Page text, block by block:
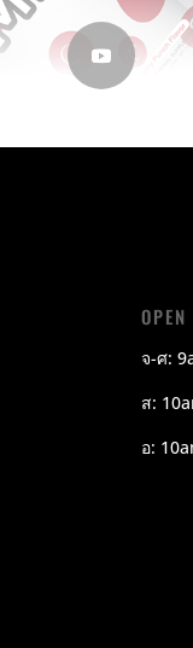
จ-ศ:
ส:
อ: